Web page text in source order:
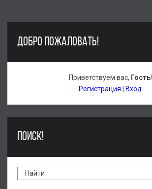
ДОБРО ПОЖАЛОВАТЬ!
Приветствуем вас, Гость!
Регистрация
Вход
ПОИСК!